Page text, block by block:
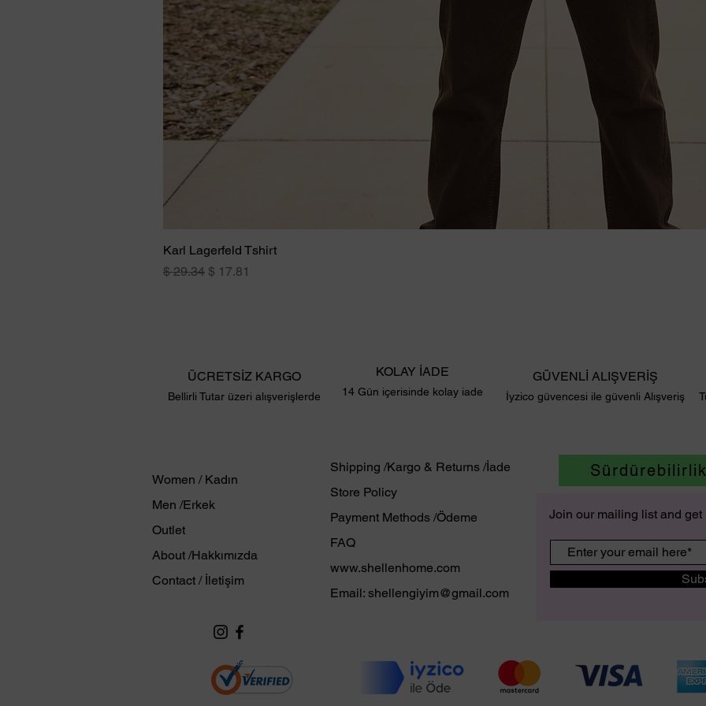
Karl Lagerfeld Tshirt
Normal Fiyat
$ 29.34 İndirimli Fiyat
$ 17.81
ÜCRETSİZ KARGO
Bellirli Tutar üzeri alışverişlerde
KOLAY İADE
14 Gün içerisinde kolay iade
GÜVENLİ ALIŞVERİŞ
İyzico güvencesi ile güvenli Alışveriş
Women / Kadın
Men /Erkek
Outlet
About /Hakkımızda
Contact / İletişim
Shipping /Kargo & Returns /İade
Store Policy
Payment Methods /Ödeme
FAQ
www.shellenhome.com
Email: shellengiyim@gmail.com
Sürdürebilirlik
Join our mailing list and get